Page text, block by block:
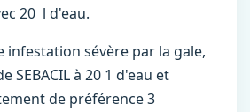
20 l d'eau.
infestation sévère par la gale,
SEBACIL à 20 1 d'eau et
de préférence 3